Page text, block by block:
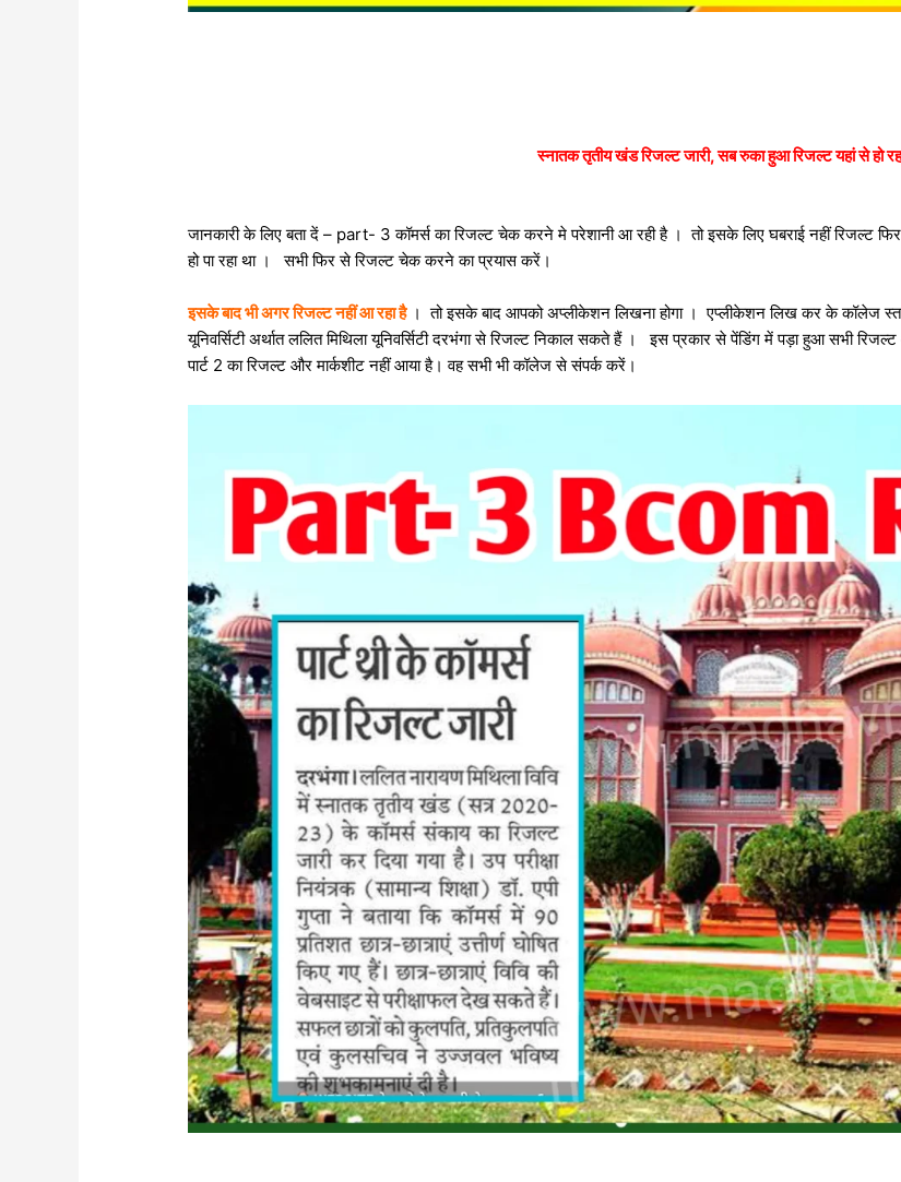
स्नातक तृतीय खंड रिजल्ट जारी, सब रुका हुआ रिजल्ट यहां से हो
जानकारी के लिए बता दें – part- 3 कॉमर्स का रिजल्ट चेक करने मे परेशानी आ रही है । तो इसके लिए घबराई नहीं रिजल्ट
हो पा रहा था । सभी फिर से रिजल्ट चेक करने का प्रयास करें।
इसके बाद भी अगर रिजल्ट नहीं आ रहा है। तो इसके बाद आपको अप्लीकेशन लिखना होगा । एप्लीकेशन लिख कर के कॉलेज
यूनिवर्सिटी अर्थात ललित मिथिला यूनिवर्सिटी दरभंगा से रिजल्ट निकाल सकते हैं । इस प्रकार से पेंडिंग में पड़ा हुआ सभी
पार्ट 2 का रिजल्ट और मार्कशीट नहीं आया है। वह सभी भी कॉलेज से संपर्क करें।